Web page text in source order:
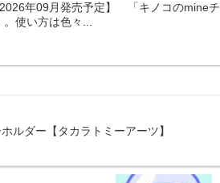
年09月発売予定】 「キノコのmineチ
使い方は色々...
ルダー【タカラトミーアーツ】